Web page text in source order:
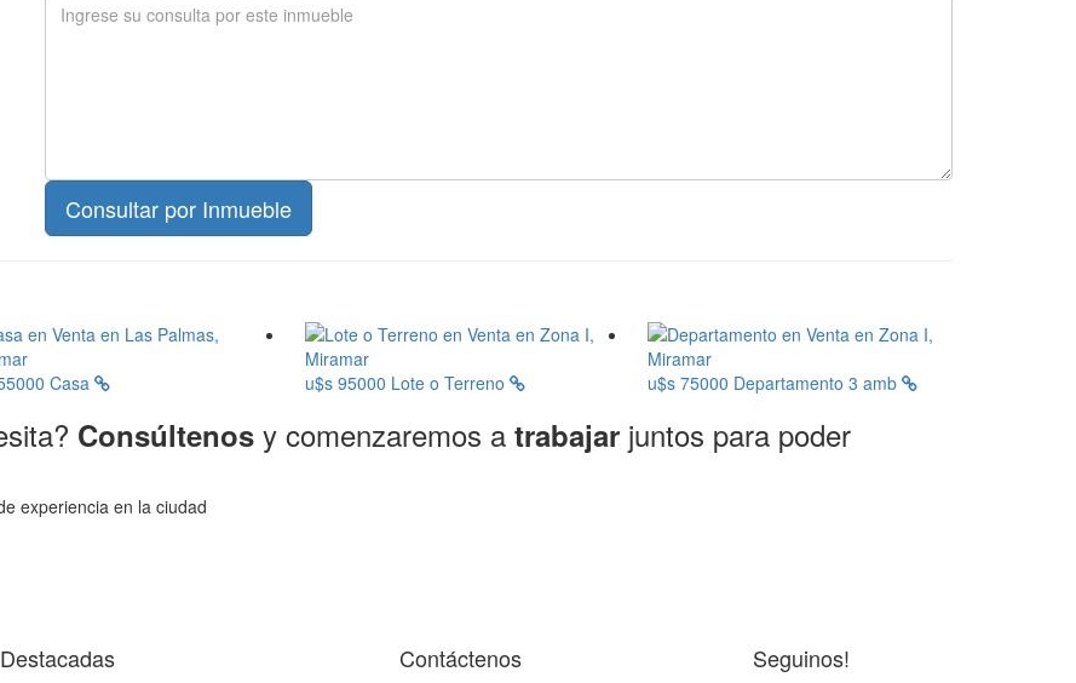
Casa u$s 95000 Lote o Terreno u$s 75000 Departamento 3 amb
Consúltenos y comenzaremos a trabajar juntos para poder
experiencia en la ciudad
Contáctenos Seguinos!